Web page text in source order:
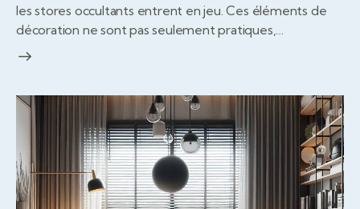
les stores occultants entrent en jeu. Ces éléments de
décoration ne sont pas seulement pratiques,…